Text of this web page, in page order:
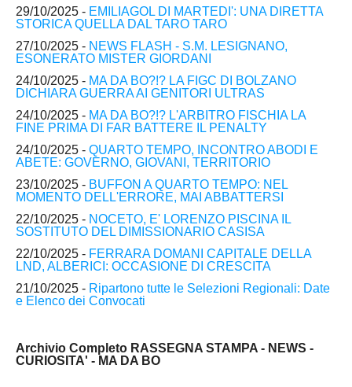
29/10/2025 - EMILIAGOL DI MARTEDI': UNA DIRETTA
STORICA QUELLA DAL TARO TARO
27/10/2025 - NEWS FLASH - S.M. LESIGNANO,
ESONERATO MISTER GIORDANI
24/10/2025 - MA DA BO?!? LA FIGC DI BOLZANO
DICHIARA GUERRA AI GENITORI ULTRAS
24/10/2025 - MA DA BO?!? L'ARBITRO FISCHIA LA
FINE PRIMA DI FAR BATTERE IL PENALTY
24/10/2025 - QUARTO TEMPO, INCONTRO ABODI E
ABETE: GOVERNO, GIOVANI, TERRITORIO
23/10/2025 - BUFFON A QUARTO TEMPO: NEL
MOMENTO DELL'ERRORE, MAI ABBATTERSI
22/10/2025 - NOCETO, E' LORENZO PISCINA IL
SOSTITUTO DEL DIMISSIONARIO CASISA
22/10/2025 - FERRARA DOMANI CAPITALE DELLA
LND, ALBERICI: OCCASIONE DI CRESCITA
21/10/2025 - Ripartono tutte le Selezioni Regionali: Date
e Elenco dei Convocati
Archivio Completo RASSEGNA STAMPA - NEWS -
CURIOSITA' - MA DA BO